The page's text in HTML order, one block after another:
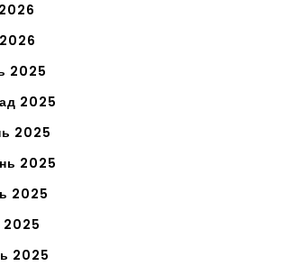
2025
2025
2025
2025
2025
2025
2025